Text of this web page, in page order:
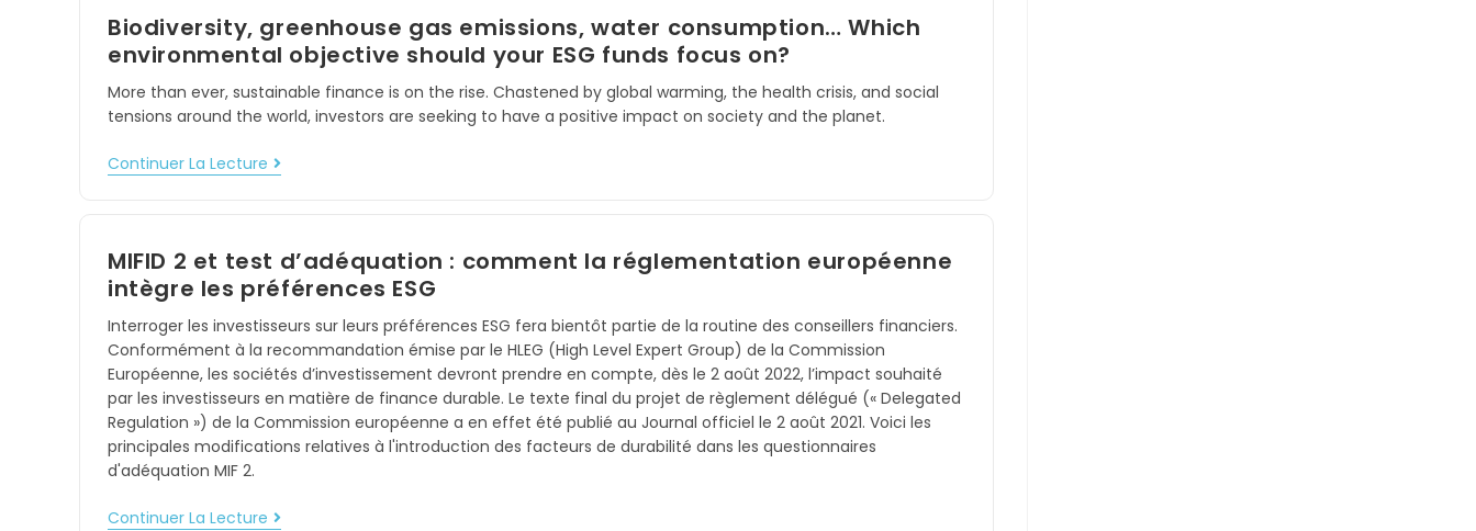
Biodiversity, greenhouse gas emissions, water consumption… Which
environmental objective should your ESG funds focus on?
More than ever, sustainable finance is on the rise. Chastened by global warming, the health crisis, and social
tensions around the world, investors are seeking to have a positive impact on society and the planet.
Continuer La Lecture
MIFID 2 et test d’adéquation : comment la réglementation européenne
intègre les préférences ESG
Interroger les investisseurs sur leurs préférences ESG fera bientôt partie de la routine des conseillers financiers.
Conformément à la recommandation émise par le HLEG (High Level Expert Group) de la Commission
Européenne, les sociétés d’investissement devront prendre en compte, dès le 2 août 2022, l’impact souhaité
par les investisseurs en matière de finance durable. Le texte final du projet de règlement délégué (« Delegated
Regulation ») de la Commission européenne a en effet été publié au Journal officiel le 2 août 2021. Voici les
principales modifications relatives à l'introduction des facteurs de durabilité dans les questionnaires
d'adéquation MIF 2.
Continuer La Lecture